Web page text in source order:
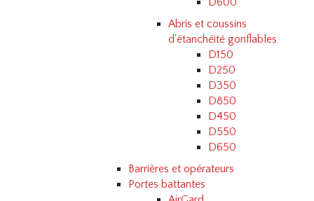
Abris et coussins
d'étanchéité gonflables
D150
D250
D350
D850
D450
D550
D650
Barrières et opérateurs
Portes battantes